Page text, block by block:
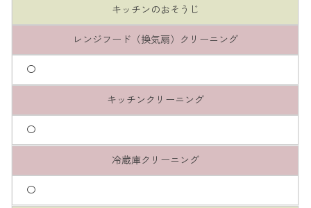
キッチンのおそうじ
レンジフード（換気扇）クリーニング
〇
キッチンクリーニング
〇
冷蔵庫クリーニング
〇